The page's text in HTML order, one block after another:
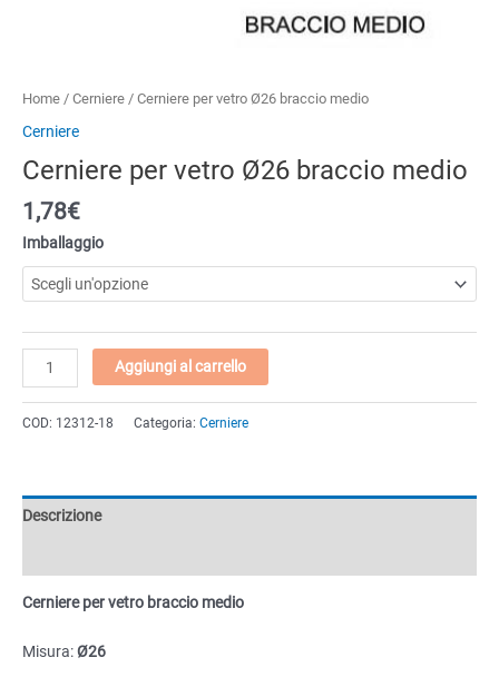
Home / Cerniere / Cerniere per vetro Ø26 braccio medio
Cerniere
Cerniere per vetro Ø26 braccio medio
1,78€
Imballaggio
Cerniere
per
vetro
Ø26
quantità
Aggiungi al carrello
COD: 12312-18 Categoria: Cerniere
Descrizione
Cerniere per vetro braccio medio
Misura:Ø26